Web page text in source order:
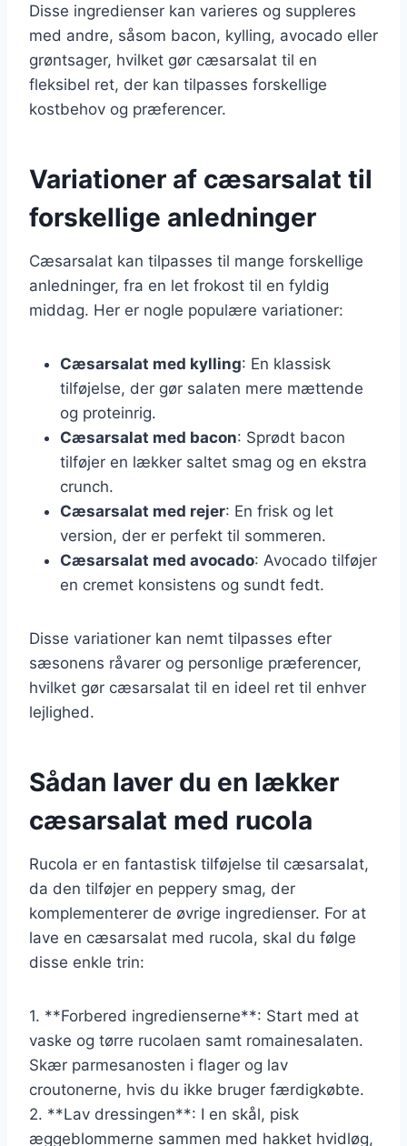
Disse ingredienser kan varieres og suppleres
med andre, såsom bacon, kylling, avocado eller
grøntsager, hvilket gør cæsarsalat til en
fleksibel ret, der kan tilpasses forskellige
kostbehov og præferencer.
Variationer af cæsarsalat til
forskellige anledninger
Cæsarsalat kan tilpasses til mange forskellige
anledninger, fra en let frokost til en fyldig
middag. Her er nogle populære variationer:
Cæsarsalat med kylling: En klassisk
tilføjelse, der gør salaten mere mættende
og proteinrig.
Cæsarsalat med bacon: Sprødt bacon
tilføjer en lækker saltet smag og en ekstra
crunch.
Cæsarsalat med rejer: En frisk og let
version, der er perfekt til sommeren.
Cæsarsalat med avocado: Avocado tilføjer
en cremet konsistens og sundt fedt.
Disse variationer kan nemt tilpasses efter
sæsonens råvarer og personlige præferencer,
hvilket gør cæsarsalat til en ideel ret til enhver
lejlighed.
Sådan laver du en lækker
cæsarsalat med rucola
Rucola er en fantastisk tilføjelse til cæsarsalat,
da den tilføjer en peppery smag, der
komplementerer de øvrige ingredienser. For at
lave en cæsarsalat med rucola, skal du følge
disse enkle trin:
1. **Forbered ingredienserne**: Start med at
vaske og tørre rucolaen samt romainesalaten.
Skær parmesanosten i flager og lav
croutonerne, hvis du ikke bruger færdigkøbte.
2. **Lav dressingen**: I en skål, pisk
æggeblommerne sammen med hakket hvidløg,